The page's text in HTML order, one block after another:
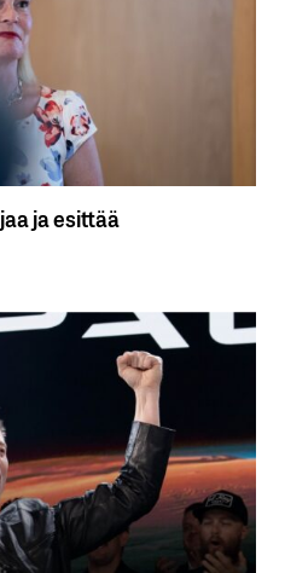
ja esittää